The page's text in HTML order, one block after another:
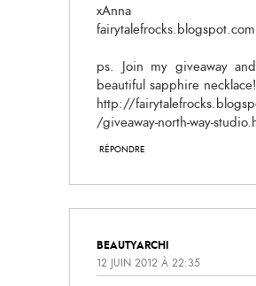
xAnna
fairytalefrocks.blogspot.com
ps. Join my giveaway
beautiful sapphire necklace!
http://
/giveaway-north-way-
RÉPONDRE
BEAUTYARCHI
12 JUIN 2012 À 22:35